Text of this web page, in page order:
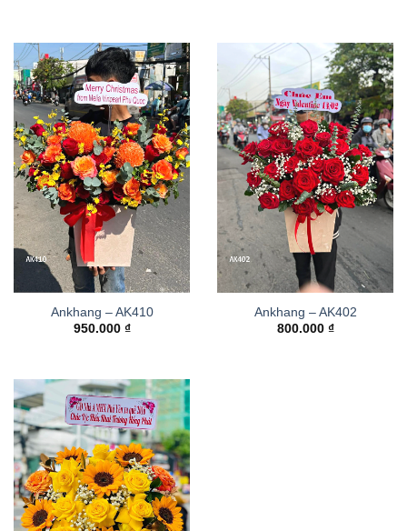
Ankhang – AK410
950.000 ₫
Ankhang – AK402
800.000 ₫